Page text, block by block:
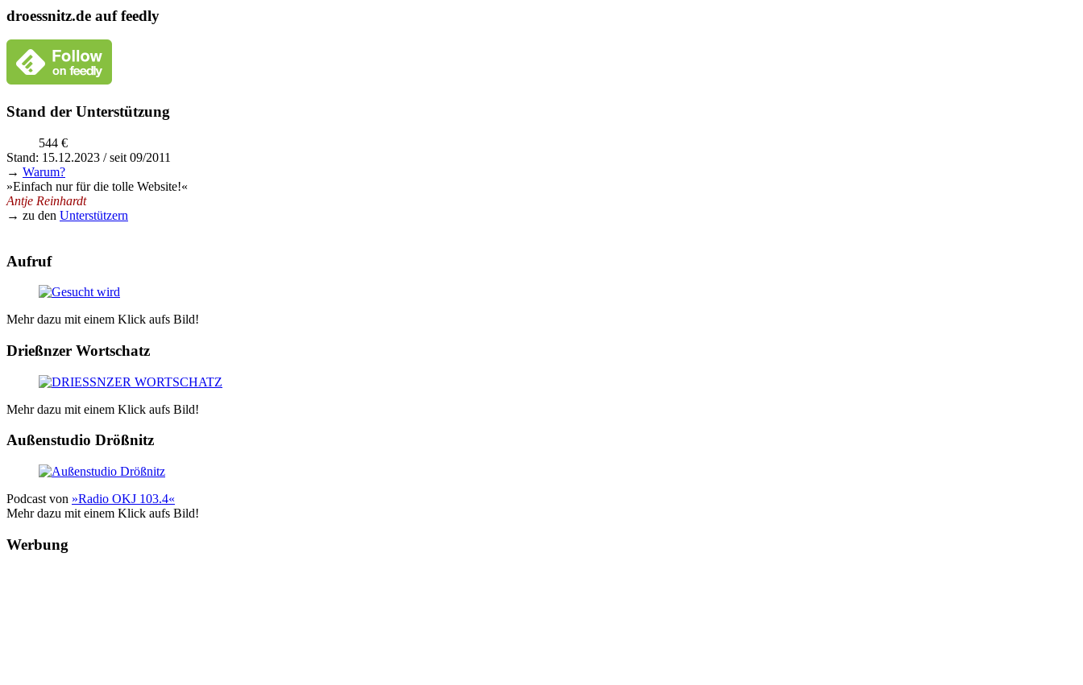
droessnitz.de auf feedly
Stand der Unterstützung
544 €
Stand: 15.12.2023 / seit 09/2011
→ Warum?
»Einfach nur für die tolle Website!«
Antje Reinhardt
→ zu den Unterstützern
Aufruf
Mehr dazu mit einem Klick aufs Bild!
Drießnzer Wortschatz
Mehr dazu mit einem Klick aufs Bild!
Außenstudio Drößnitz
Podcast von »Radio OKJ 103.4«
Mehr dazu mit einem Klick aufs Bild!
Werbung